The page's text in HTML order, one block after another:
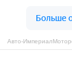
Авто-